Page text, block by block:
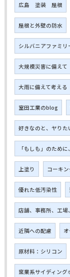
広島 塗装 屋根
屋根と外壁の防水
シルバニアファミリ
大規模災害に備えて
大雨に備えて考える
室田工業のblog
好きなのと、ヤりた
「もしも」のため
上塗り コーキ
優れた低汚染性
店舗、事務所、工
近隣への配慮
原材料：シリコン
窯業系サイディング